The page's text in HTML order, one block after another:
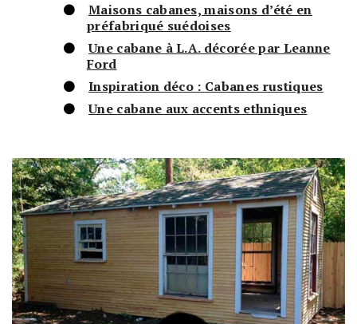
Maisons cabanes, maisons d’été en
préfabriqué suédoises
Une cabane à L.A. décorée par Leanne
Ford
Inspiration déco : Cabanes rustiques
Une cabane aux accents ethniques